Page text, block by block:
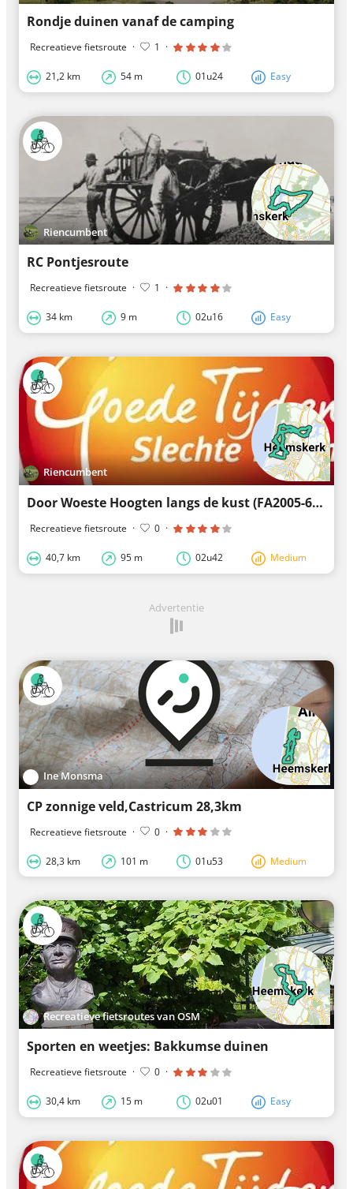
Rondje duinen vanaf de camping
Recreatieve fietsroute · 1 ·
21,2 km 54 m 01u24 Easy
Riencumbent
RC Pontjesroute
Recreatieve fietsroute · 1 ·
34 km 9 m 02u16 Easy
Riencumbent
Door Woeste Hoogten langs de kust (FA2005-6, RT-21)
Recreatieve fietsroute · 0 ·
40,7 km 95 m 02u42 Medium
Advertentie
Ine Monsma
CP zonnige veld,Castricum 28,3km
Recreatieve fietsroute · 0 ·
28,3 km 101 m 01u53 Medium
Recreatieve fietsroutes van OSM
Sporten en weetjes: Bakkumse duinen
Recreatieve fietsroute · 0 ·
30,4 km 15 m 02u01 Easy